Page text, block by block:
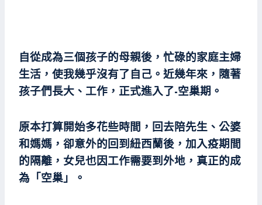
自從成為三個孩子的母親後，忙碌的家庭主婦
生活，使我幾乎沒有了自己。近幾年來，隨著
孩子們長大、工作，正式進入了-空巢期。
原本打算開始多花些時間，回去陪先生、公婆
和媽媽，卻意外的回到紐西蘭後，加入疫期間
的隔離，女兒也因工作需要到外地，真正的成
為「空巢」。